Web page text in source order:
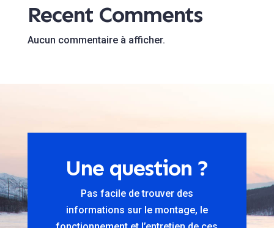
Recent Comments
Aucun commentaire à afficher.
Une question ?
Pas facile de trouver des
informations sur le montage, le